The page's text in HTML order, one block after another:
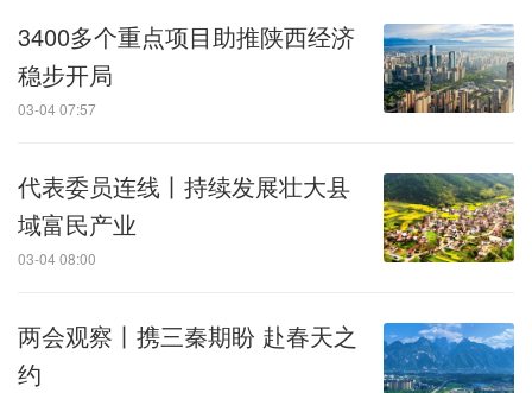
3400多个重点项目助推陕西经济
稳步开局
03-04 07:57
代表委员连线丨持续发展壮大县
域富民产业
03-04 08:00
两会观察丨携三秦期盼 赴春天之
约